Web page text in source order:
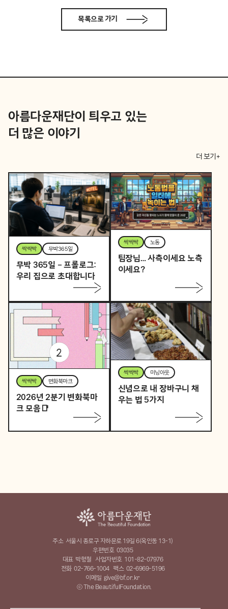
목록으로 가기
아름다운재단이 틔우고 있는
더 많은 이야기
더 보기+
싹싹싹 무박365일
무박 365일 – 프롤로그:
우리 집으로 초대합니다
싹싹싹 노동
팀장님… 사측이세요 노측
이세요?
싹싹싹 변화북마크
2026년 2분기 변화북마
크 모음📑
싹싹싹 미닝아웃
신념으로 내 장바구니 채
우는 법 5가지
주소 서울시 종로구 자하문로 19길 6(옥인동 13-1)
우편번호 03035
대표 박형철 사업자번호 101-82-07976
전화 02-766-1004 팩스 02-6969-5196
이메일 give@bf.or.kr
ⓒ The BeautifulFoundation.